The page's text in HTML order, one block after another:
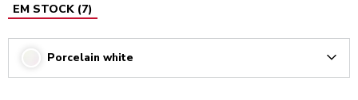
EM STOCK (7)
Porcelain white